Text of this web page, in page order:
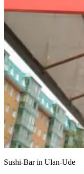
Sushi-Bar in Ulan-Ude